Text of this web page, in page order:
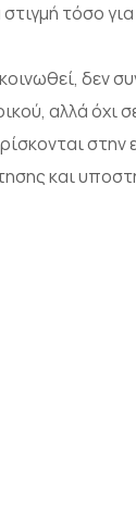
τόσο
δεν
αλλά όχι
και